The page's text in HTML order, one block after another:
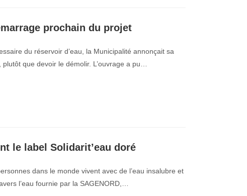
prochain du projet
du réservoir d’eau, la Municipalité annonçait sa
que devoir le démolir. L’ouvrage a pu…
le label Solidarit’eau doré
dans le monde vivent avec de l’eau insalubre et
l’eau fournie par la SAGENORD,…